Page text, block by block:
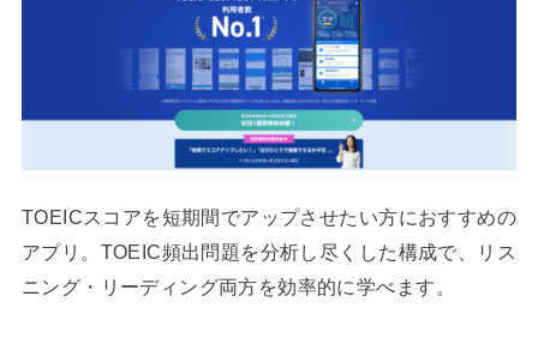
TOEICスコアを短期間でアップさせたい方におすすめの
アプリ。TOEIC頻出問題を分析し尽くした構成で、リス
ニング・リーディング両方を効率的に学べます。